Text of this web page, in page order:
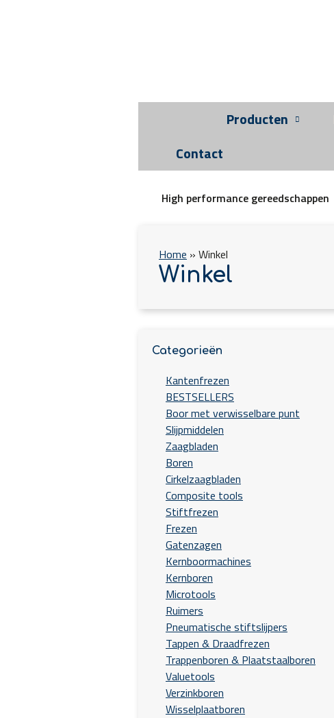
Producten
Contact
High performance gereedschappen
Home » Winkel
Winkel
Categorieën
Kantenfrezen
BESTSELLERS
Boor met verwisselbare punt
Slijpmiddelen
Zaagbladen
Boren
Cirkelzaagbladen
Composite tools
Stiftfrezen
Frezen
Gatenzagen
Kernboormachines
Kernboren
Microtools
Ruimers
Pneumatische stiftslijpers
Tappen & Draadfrezen
Trappenboren & Plaatstaalboren
Valuetools
Verzinkboren
Wisselplaatboren